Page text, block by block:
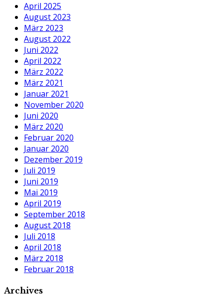
April 2025
August 2023
März 2023
August 2022
Juni 2022
April 2022
März 2022
März 2021
Januar 2021
November 2020
Juni 2020
März 2020
Februar 2020
Januar 2020
Dezember 2019
Juli 2019
Juni 2019
Mai 2019
April 2019
September 2018
August 2018
Juli 2018
April 2018
März 2018
Februar 2018
Archives